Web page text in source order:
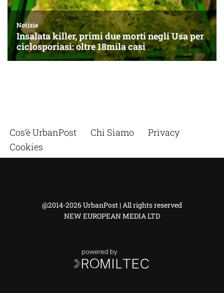
Cos’è UrbanPost Chi Siamo
Privacy
Cookies
@2014-2026 UrbanPost | All rights reserved
NEW EUROPEAN MEDIA LTD